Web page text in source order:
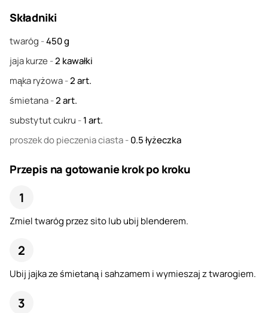
Składniki
twaróg -450g
jaja kurze -2 kawałki
mąka ryżowa-2art.
śmietana-2art.
substytut cukru -1art.
proszek do pieczenia ciasta-0.5łyżeczka
Przepis na gotowanie krok po kroku
Zmiel twaróg przez sito lub ubij blenderem.
Ubij jajka ze śmietaną i sahzamem i wymieszaj z twarogiem.